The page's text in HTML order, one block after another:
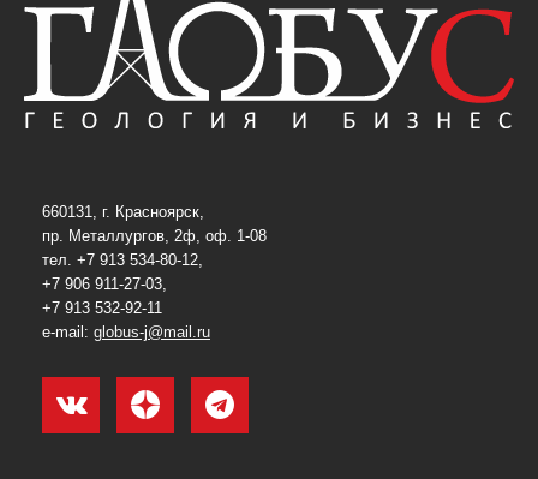
660131, г. Красноярск,
пр. Металлургов, 2ф, оф. 1-08
тел. +7 913 534-80-12,
+7 906 911-27-03,
+7 913 532-92-11
e-mail: globus-j@mail.ru